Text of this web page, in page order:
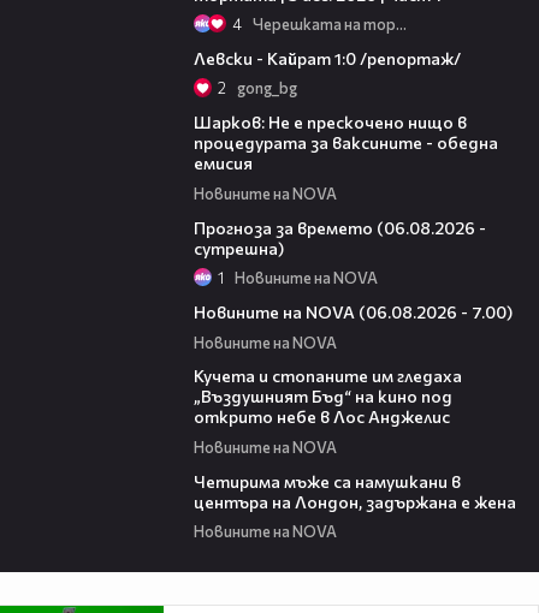
4 Черешката на тортата
Левски - Кайрат 1:0 /репортаж/
2 gong_bg
Шарков: Не е прескочено нищо в
процедурата за ваксините - обедна
емисия
Новините на NOVA
Прогноза за времето (06.08.2026 -
сутрешна)
1 Новините на NOVA
Новините на NOVA (06.08.2026 - 7.00)
Новините на NOVA
Кучета и стопаните им гледаха
„Въздушният Бъд“ на кино под
открито небе в Лос Анджелис
Новините на NOVA
Четирима мъже са намушкани в
центъра на Лондон, задържана е жена
Новините на NOVA